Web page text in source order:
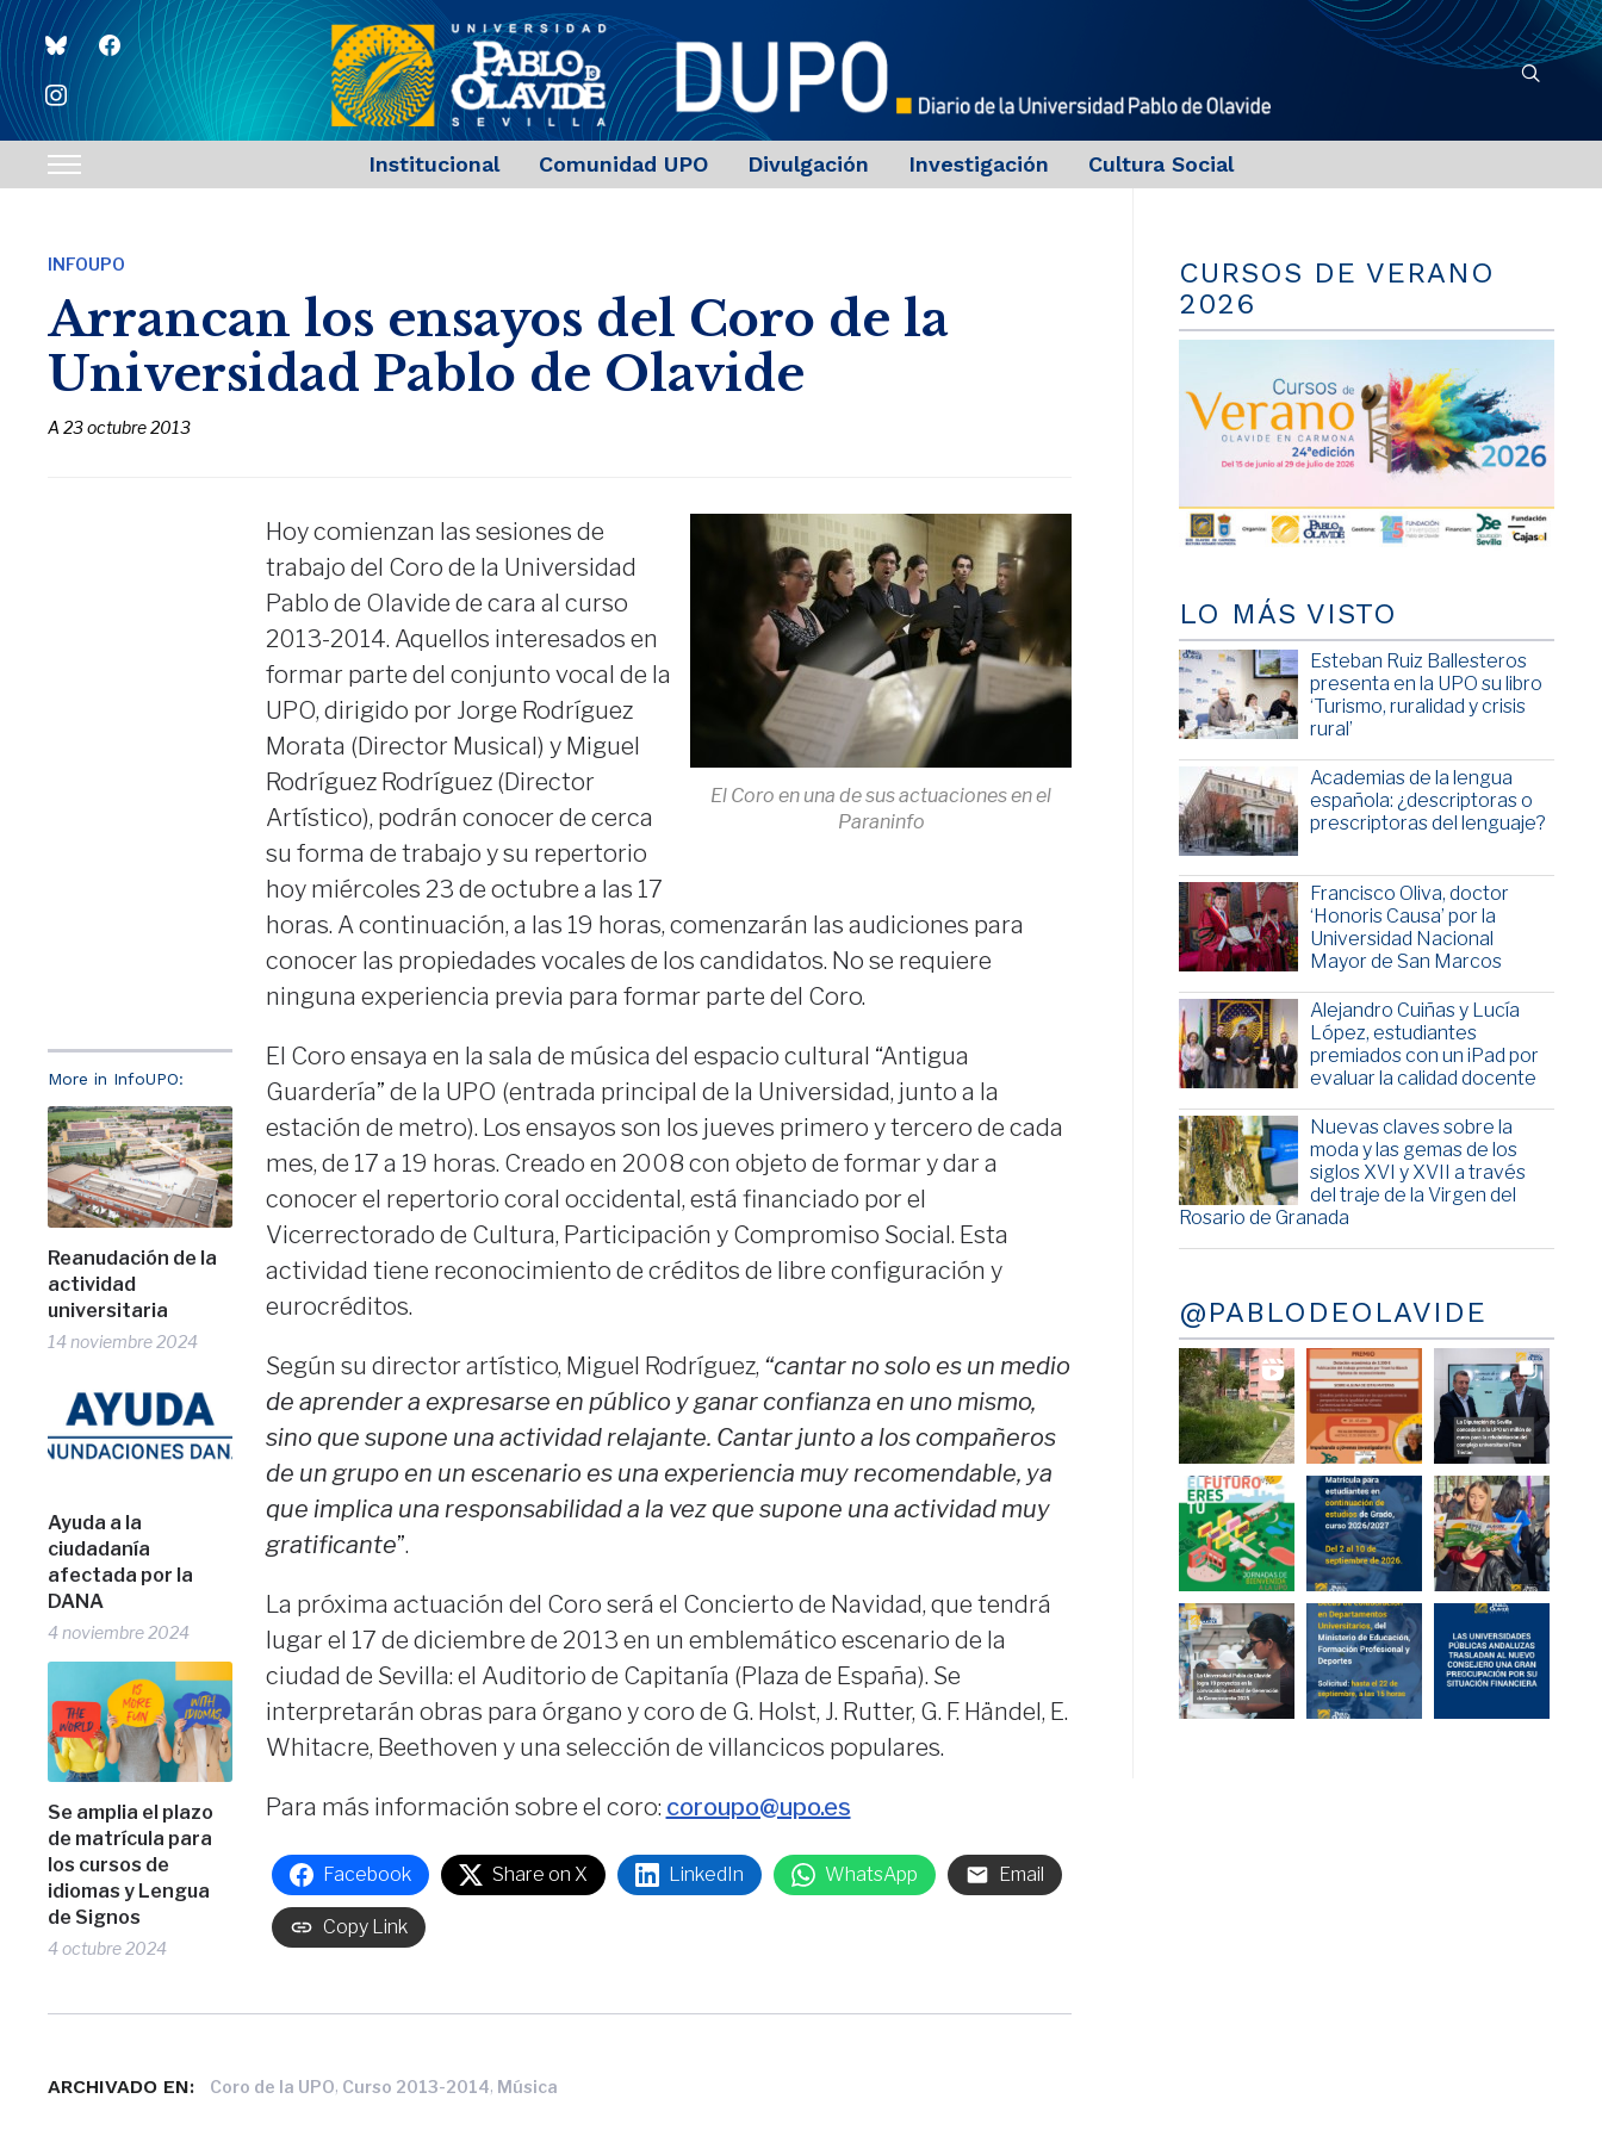
blueskyfacebook
instagram
Toggle
navigation
Institucional Comunidad UPO Divulgación Investigación Cultura Social
INFOUPO
Arrancan los ensayos del Coro de la
Universidad Pablo de Olavide
A23 octubre 2013
More in InfoUPO:
Reanudación de la
actividad
universitaria
14 noviembre 2024
Ayuda a la
ciudadanía
afectada por la
DANA
4 noviembre 2024
Se amplia el plazo
de matrícula para
los cursos de
idiomas y Lengua
de Signos
4 octubre 2024
El Coro en una de sus actuaciones en el
Paraninfo
Hoy comienzan las sesiones de
trabajo del Coro de la Universidad
Pablo de Olavide de cara al curso
2013-2014. Aquellos interesados en
formar parte del conjunto vocal de la
UPO, dirigido por Jorge Rodríguez
Morata (Director Musical) y Miguel
Rodríguez Rodríguez (Director
Artístico), podrán conocer de cerca
su forma de trabajo y su repertorio
hoy miércoles 23 de octubre a las 17
horas. A continuación, a las 19 horas, comenzarán las audiciones para
conocer las propiedades vocales de los candidatos. No se requiere
ninguna experiencia previa para formar parte del Coro.
El Coro ensaya en la sala de música del espacio cultural “Antigua
Guardería” de la UPO (entrada principal de la Universidad, junto a la
estación de metro). Los ensayos son los jueves primero y tercero de cada
mes, de 17 a 19 horas. Creado en 2008 con objeto de formar y dar a
conocer el repertorio coral occidental, está financiado por el
Vicerrectorado de Cultura, Participación y Compromiso Social. Esta
actividad tiene reconocimiento de créditos de libre configuración y
eurocréditos.
Según su director artístico, Miguel Rodríguez, “cantar no solo es un medio
de aprender a expresarse en público y ganar confianza en uno mismo,
sino que supone una actividad relajante. Cantar junto a los compañeros
de un grupo en un escenario es una experiencia muy recomendable, ya
que implica una responsabilidad a la vez que supone una actividad muy
gratificante”.
La próxima actuación del Coro será el Concierto de Navidad, que tendrá
lugar el 17 de diciembre de 2013 en un emblemático escenario de la
ciudad de Sevilla: el Auditorio de Capitanía (Plaza de España). Se
interpretarán obras para órgano y coro de G. Holst, J. Rutter, G. F. Händel, E.
Whitacre, Beethoven y una selección de villancicos populares.
Para más información sobre el coro: coroupo@upo.es
Facebook Share on X LinkedIn WhatsApp Email
Copy Link
ARCHIVADO EN: Coro de la UPO, Curso 2013-2014, Música
CURSOS DE VERANO
2026
LO MÁS VISTO
Esteban Ruiz Ballesteros
presenta en la UPO su libro
‘Turismo, ruralidad y crisis
rural’
Academias de la lengua
española: ¿descriptoras o
prescriptoras del lenguaje?
Francisco Oliva, doctor
‘Honoris Causa’ por la
Universidad Nacional
Mayor de San Marcos
Alejandro Cuiñas y Lucía
López, estudiantes
premiados con un iPad por
evaluar la calidad docente
Nuevas claves sobre la
moda y las gemas de los
siglos XVI y XVII a través
del traje de la Virgen del
Rosario de Granada
@PABLODEOLAVIDE